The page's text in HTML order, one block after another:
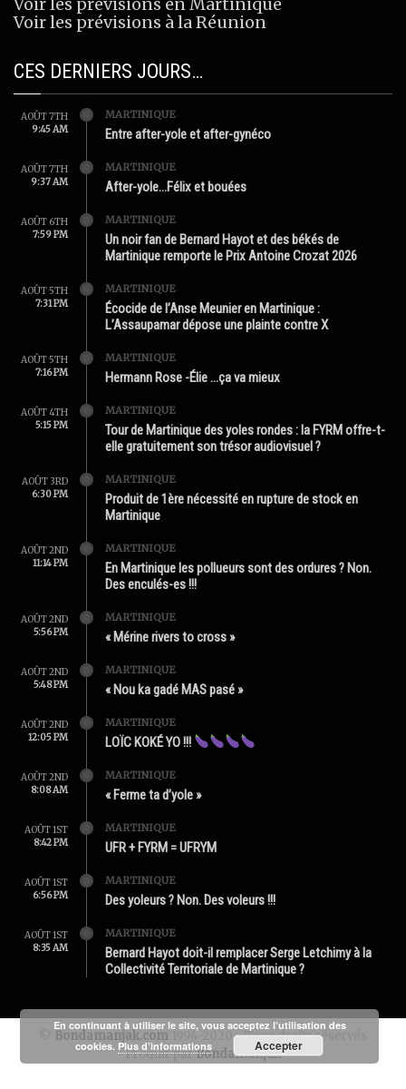
Voir les prévisions à la Réunion
CES DERNIERS JOURS…
AOÛT 7TH
9:45 AM
MARTINIQUE
Entre after-yole et after-gynéco
AOÛT 7TH
9:37 AM
MARTINIQUE
After-yole…Félix et bouées
AOÛT 6TH
7:59 PM
MARTINIQUE
Un noir fan de Bernard Hayot et des békés de
Martinique remporte le Prix Antoine Crozat 2026
AOÛT 5TH
7:31 PM
MARTINIQUE
Écocide de l’Anse Meunier en Martinique :
L’Assaupamar dépose une plainte contre X
AOÛT 5TH
7:16 PM
MARTINIQUE
Hermann Rose -Élie …ça va mieux
AOÛT 4TH
5:15 PM
MARTINIQUE
Tour de Martinique des yoles rondes : la FYRM offre-t-
elle gratuitement son trésor audiovisuel ?
AOÛT 3RD
6:30 PM
MARTINIQUE
Produit de 1ère nécessité en rupture de stock en
Martinique
AOÛT 2ND
11:14 PM
MARTINIQUE
En Martinique les pollueurs sont des ordures ? Non.
Des enculés-es !!!
AOÛT 2ND
5:56 PM
MARTINIQUE
« Mérine rivers to cross »
AOÛT 2ND
5:48 PM
MARTINIQUE
« Nou ka gadé MAS pasé »
AOÛT 2ND
12:05 PM
MARTINIQUE
LOÏC KOKÉ YO !!!
AOÛT 2ND
8:08 AM
MARTINIQUE
« Ferme ta d’yole »
AOÛT 1ST
8:42 PM
MARTINIQUE
UFR + FYRM = UFRYM
AOÛT 1ST
6:56 PM
MARTINIQUE
Des yoleurs ? Non. Des voleurs !!!
AOÛT 1ST
8:35 AM
MARTINIQUE
Bernard Hayot doit-il remplacer Serge Letchimy à la
Collectivité Territoriale de Martinique ?
Bondamanjak.com 1994-2020 - Tous droits réservés
Produit parBondamanjak
En continuant à utiliser le site, vous acceptez l’utilisation des
cookies. Plus d’informations Accepter